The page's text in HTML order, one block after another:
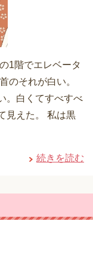
1階でエレベータ
のそれが白い。
。白くてすべすべ
見えた。 私は黒
続きを読む